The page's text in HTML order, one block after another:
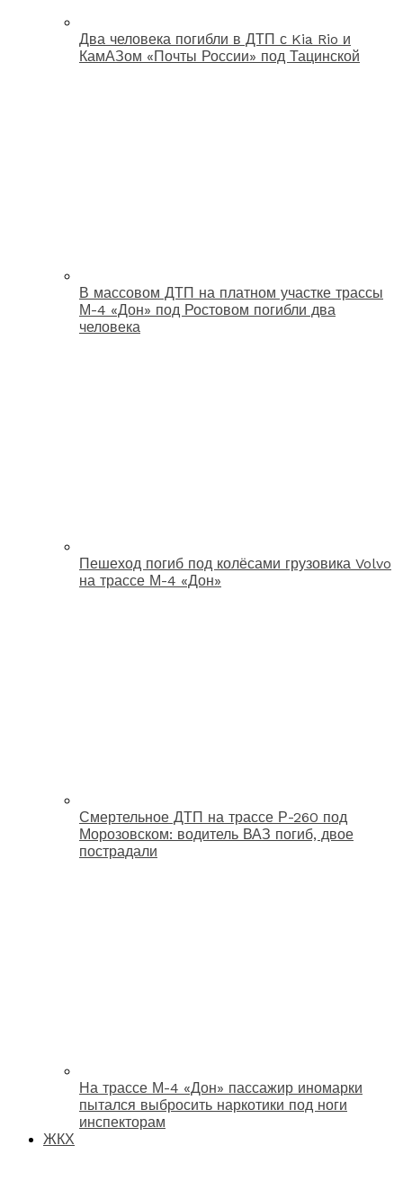
Два человека погибли в ДТП с Kia Rio и
КамАЗом «Почты России» под Тацинской
В массовом ДТП на платном участке трассы
М-4 «Дон» под Ростовом погибли два
человека
Пешеход погиб под колёсами грузовика Volvo
на трассе М-4 «Дон»
Смертельное ДТП на трассе Р-260 под
Морозовском: водитель ВАЗ погиб, двое
пострадали
На трассе М-4 «Дон» пассажир иномарки
пытался выбросить наркотики под ноги
инспекторам
ЖКХ